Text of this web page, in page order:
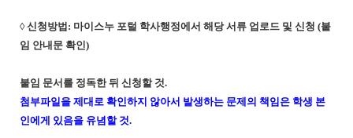
◊ 신청방법: 마이스누 포털 학사행정에서 해당 서류 업로드 및 신청 (붙
임 안내문 확인)
붙임 문서를 정독한 뒤 신청할 것.
첨부파일을 제대로 확인하지 않아서 발생하는 문제의 책임은 학생 본
인에게 있음을 유념할 것.